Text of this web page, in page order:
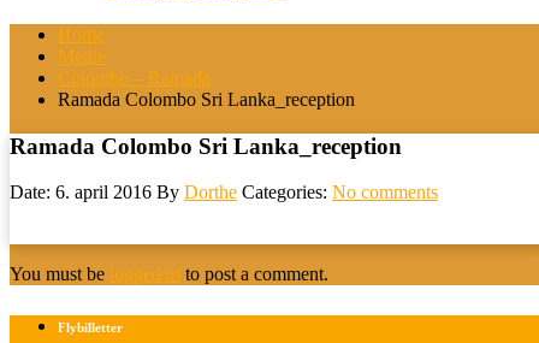
Home
Medie
Colombo – Ramada
Ramada Colombo Sri Lanka_reception
Ramada Colombo Sri Lanka_reception
Date: 6. april 2016 By Dorthe Categories: No comments
You must be logged in to post a comment.
Flybilletter